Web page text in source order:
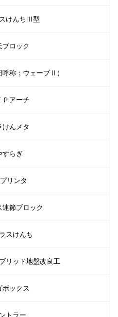
けんちⅢ型
ブロック
呼称：ウェーブⅡ）
Ｐアーチ
けんメタ
すらぎ
リンタ
連節ブロック
スけんち
リッド地盤改良工
ボックス
トラー